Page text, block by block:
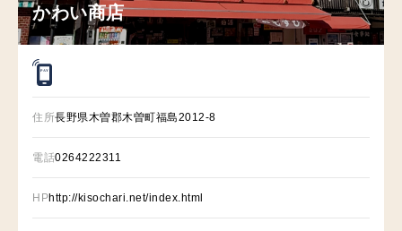
かわい商店
PAY
住所長野県木曽郡木曽町福島2012-8
電話0264222311
HPhttp://kisochari.net/index.html